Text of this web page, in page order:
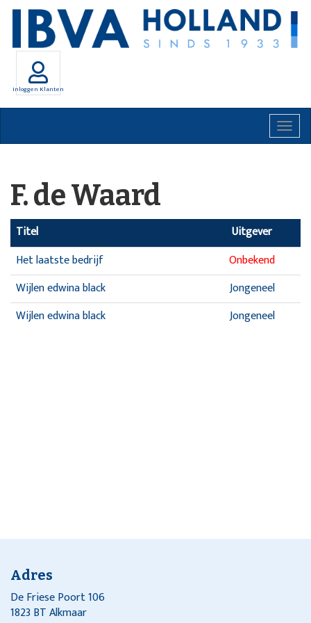
Inloggen Klanten
F. de Waard
Titel
Uitgever
Het laatste bedrijf
Onbekend
Wijlen edwina black
Jongeneel
Wijlen edwina black
Jongeneel
Adres
De Friese Poort 106
1823 BT Alkmaar